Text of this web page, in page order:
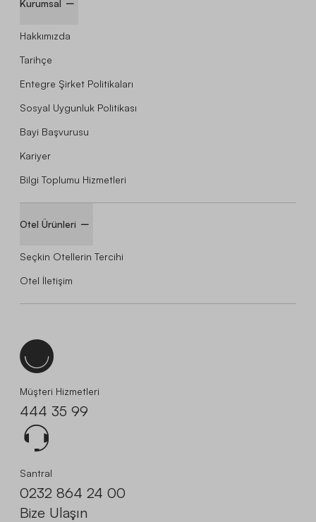
Kurumsal
Hakkımızda
Tarihçe
Entegre Şirket Politikaları
Sosyal Uygunluk Politikası
Bayi Başvurusu
Kariyer
Bilgi Toplumu Hizmetleri
Otel Ürünleri
Seçkin Otellerin Tercihi
Otel İletişim
Müşteri Hizmetleri
444 35 99
Santral
0232 864 24 00
Bize Ulaşın